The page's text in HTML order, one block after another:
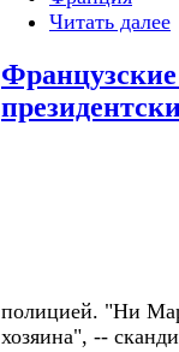
Читать далее
полицией. "Ни
хозяина", --